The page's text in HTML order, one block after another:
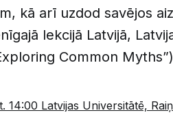
kā arī uzdod savējos
lekcijā Latvijā,
Common
14:00 Latvijas Universitātē,